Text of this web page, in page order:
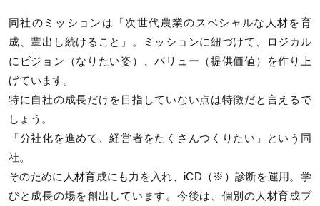
同社のミッションは「次世代農業のスペシャルな人材を育
成、輩出し続けること」。ミッションに紐づけて、ロジカル
にビジョン（なりたい姿）、バリュー（提供価値）を作り上
げています。
特に自社の成長だけを目指していない点は特徴だと言えるで
しょう。
「分社化を進めて、経営者をたくさんつくりたい」という同
社。
そのために人材育成にも力を入れ、iCD（※）診断を運用。学
びと成長の場を創出しています。今後は、個別の人材育成プ